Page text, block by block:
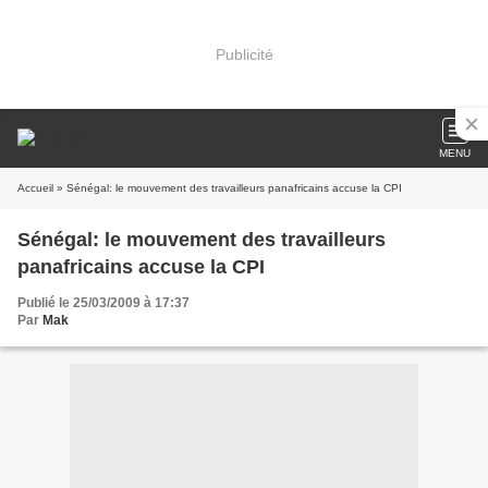
Publicité
MENU
Accueil » Sénégal: le mouvement des travailleurs panafricains accuse la CPI
Sénégal: le mouvement des travailleurs
panafricains accuse la CPI
Publié le 25/03/2009 à 17:37
Par Mak